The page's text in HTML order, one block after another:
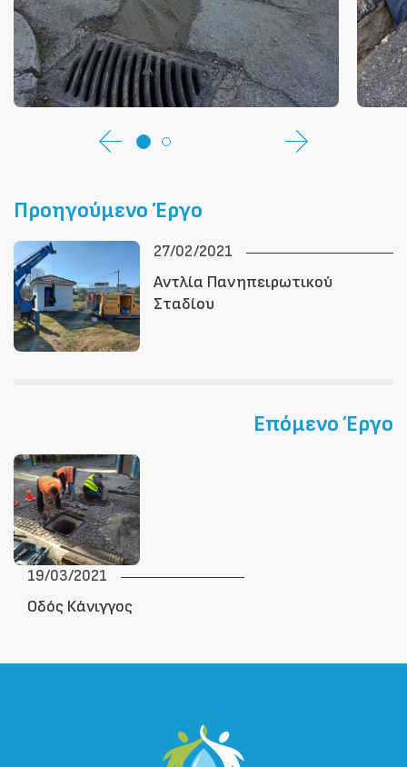
Προηγούμενο Έργο
27/02/2021
Αντλία Πανηπειρωτικού
Σταδίου
Επόμενο Έργο
19/03/2021
Οδός Κάνιγγος